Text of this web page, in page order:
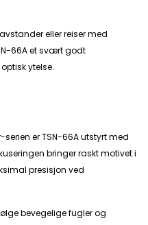
eller reiser med
66A et svært godt
ytelse.
er TSN-66A utstyrt med
bringer raskt motivet i
presisjon ved
bevegelige fugler og